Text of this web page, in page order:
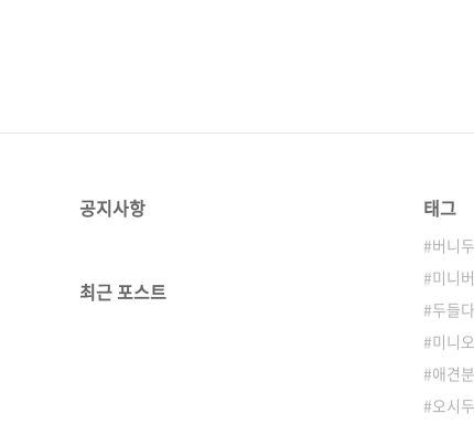
공지사항
최근 포스트
태그
버니
미니
두들
미니
애견
오시